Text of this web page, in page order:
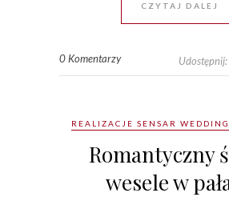
CZYTAJ DALEJ
0 Komentarzy Udostępnij:
REALIZACJE SENSAR
Romantyczny
wesele w